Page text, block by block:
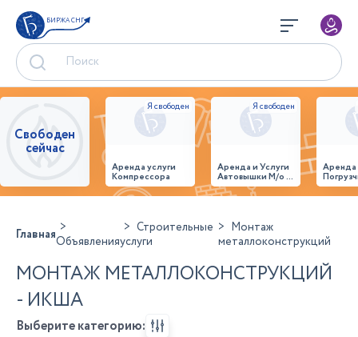
БИРЖА СНГ
Свободен
сейчас
Аренда услуги
Компрессора
Аренда и Услуги
Автовышки М/о г.
Домодедово
26,28,32 место
ГлавнаяОбъявления
Строительные
услуги
Монтаж
металлоконструкций
МОНТАЖ МЕТАЛЛОКОНСТРУКЦИЙ
- ИКША
Выберите категорию: